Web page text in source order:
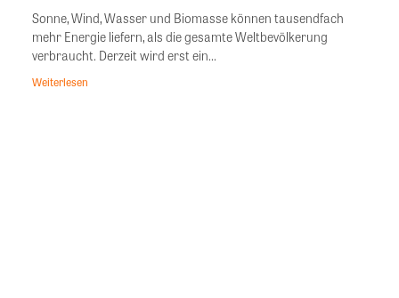
Sonne, Wind, Wasser und Biomasse können tausendfach
mehr Energie liefern, als die gesamte Weltbevölkerung
verbraucht. Derzeit wird erst ein...
Weiterlesen